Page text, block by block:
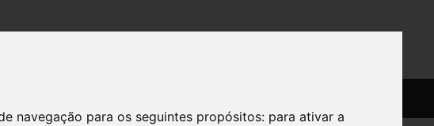
navegação para os seguintes propósitos: para ativar a